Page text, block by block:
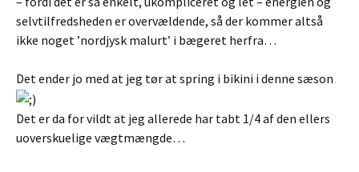
selvtilfredsheden er overvældende, så der kommer altså
ikke noget ’nordjysk malurt’ i bægeret herfra…
Det ender jo med at jeg tør at spring i bikini i denne sæson
Det er da for vildt at jeg allerede har tabt 1/4 af den ellers
uoverskuelige vægtmængde…